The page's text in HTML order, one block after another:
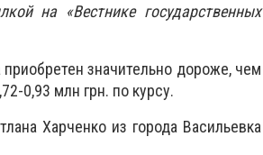
на «Вестнике государственных
значительно дороже, чем
0,93 млн грн. по курсу.
Харченко из города Васильевка